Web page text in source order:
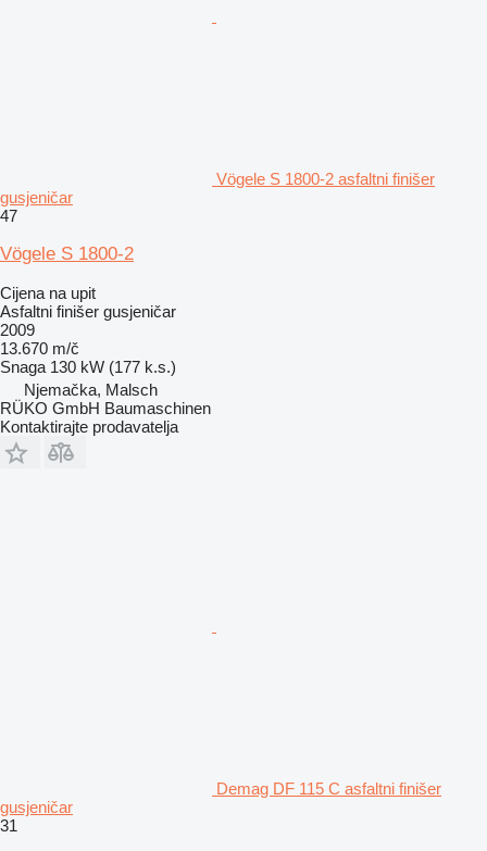
Vögele S 1800-2 asfaltni finišer
gusjeničar
47
Vögele S 1800-2
Cijena na upit
Asfaltni finišer gusjeničar
2009
13.670 m/č
Snaga 130 kW (177 k.s.)
Njemačka, Malsch
RÜKO GmbH Baumaschinen
Kontaktirajte prodavatelja
Demag DF 115 C asfaltni finišer
gusjeničar
31